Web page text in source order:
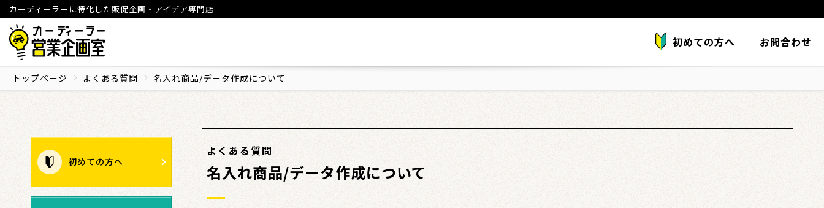
カーディーラーに特化した販促企画・アイデア専門店
初めての方へ お問合わせ
トップページ よくある質問 名入れ商品/データ作成について
よくある質問
名入れ商品/データ作成について
初めての方へ